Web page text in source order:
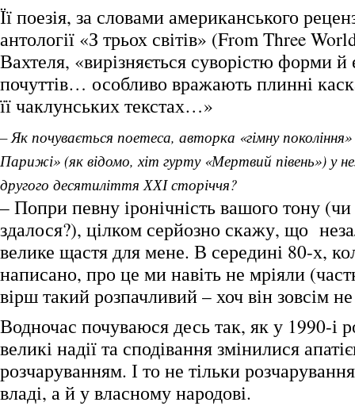
Її поезія, за словами американського
антології «З трьох світів» (From Three
Вахтеля, «вирізняється суворістю форми й
почуттів… особливо вражають плинні
її чаклунських текстах…»
– Як почувається поетеса, авторка «гімну
Парижі» (як відомо, хіт гурту «Мертвий півень») у
другого десятиліття ХХІ сторіччя?
– Попри певну іронічність вашого тону
здалося?), цілком серйозно скажу, що
велике щастя для мене. В середині 80-х,
написано, про це ми навіть не мріяли
вірш такий розпачливий – хоч він зовсім
Водночас почуваюся десь так, як у 1990-і
великі надії та сподівання змінилися
розчаруванням. І то не тільки
владі, а й у власному народові.